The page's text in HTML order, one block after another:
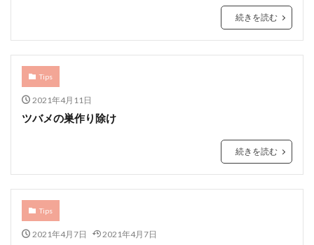
続きを読む
Tips
2021年4月11日
ツバメの巣作り除け
続きを読む
Tips
2021年4月7日 2021年4月7日